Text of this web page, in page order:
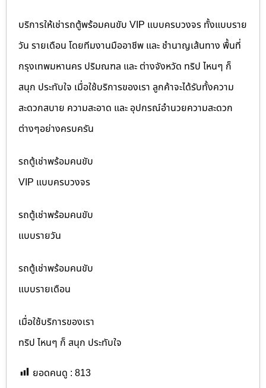
บริการให้เช่ารถตู้พร้อมคนขับ VIP แบบครบวงจร ทั้งแบบราย
วัน รายเดือน โดยทีมงานมืออาชีพ และ ชำนาญเส้นทาง พื้นที่
กรุงเทพมหานคร ปริมณฑล และ ต่างจังหวัด ทริป ไหนๆ ก็
สนุก ประทับใจ เมื่อใช้บริการของเรา ลูกค้าจะได้รับทั้งความ
สะดวกสบาย ความสะอาด และ อุปกรณ์อำนวยความสะดวก
ต่างๆอย่างครบครัน
รถตู้เช่าพร้อมคนขับ
VIP แบบครบวงจร
รถตู้เช่าพร้อมคนขับ
แบบรายวัน
รถตู้เช่าพร้อมคนขับ
แบบรายเดือน
เมื่อใช้บริการของเรา
ทริป ไหนๆ ก็ สนุก ประทับใจ
ยอดคนดู : 813